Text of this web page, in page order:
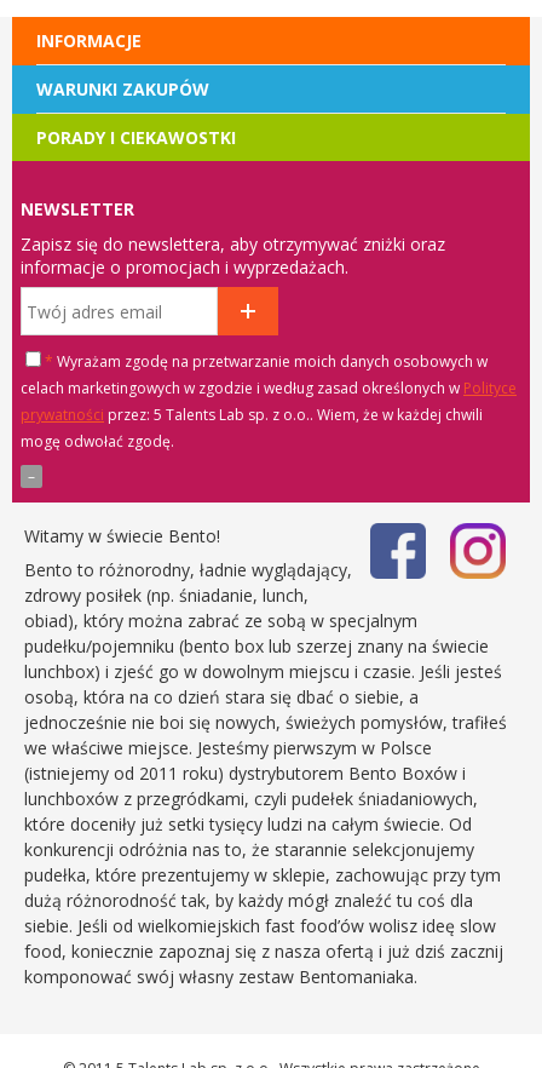
INFORMACJE
WARUNKI ZAKUPÓW
PORADY I CIEKAWOSTKI
NEWSLETTER
Zapisz się do newslettera, aby otrzymywać zniżki oraz
informacje o promocjach i wyprzedażach.
* Wyrażam zgodę na przetwarzanie moich danych osobowych w
celach marketingowych w zgodzie i według zasad określonych w Polityce
prywatności
przez: 5 Talents Lab sp. z o.o.. Wiem, że w każdej chwili
mogę odwołać zgodę.
Witamy w świecie Bento!
Bento to różnorodny, ładnie wyglądający,
zdrowy posiłek (np. śniadanie, lunch,
obiad), który można zabrać ze sobą w specjalnym
pudełku/pojemniku (bento box lub szerzej znany na świecie
lunchbox) i zjeść go w dowolnym miejscu i czasie. Jeśli jesteś
osobą, która na co dzień stara się dbać o siebie, a
jednocześnie nie boi się nowych, świeżych pomysłów, trafiłeś
we właściwe miejsce. Jesteśmy pierwszym w Polsce
(istniejemy od 2011 roku) dystrybutorem Bento Boxów i
lunchboxów z przegródkami, czyli pudełek śniadaniowych,
które doceniły już setki tysięcy ludzi na całym świecie. Od
konkurencji odróżnia nas to, że starannie selekcjonujemy
pudełka, które prezentujemy w sklepie, zachowując przy tym
dużą różnorodność tak, by każdy mógł znaleźć tu coś dla
siebie. Jeśli od wielkomiejskich fast food’ów wolisz ideę slow
food, koniecznie zapoznaj się z nasza ofertą i już dziś zacznij
komponować swój własny zestaw Bentomaniaka.